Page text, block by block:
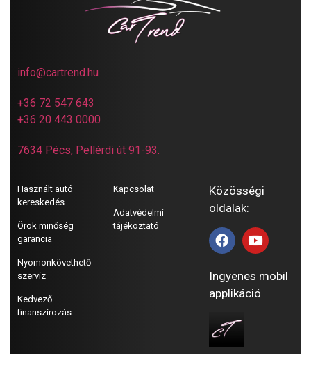
info@cartrend.hu
+36 72 547 643
+36 20 443 0000
7634 Pécs, Pellérdi út 91-93.
Használt autó
kereskedés
Örök minőség
garancia
Nyomonkövethető
szerviz
Kedvező
finanszírozás
Kapcsolat
Adatvédelmi
tájékoztató
Közösségi
oldalak:
Ingyenes mobil
applikáció